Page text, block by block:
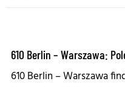
610 Berlin – Warszawa:
610 Berlin – Warszawa